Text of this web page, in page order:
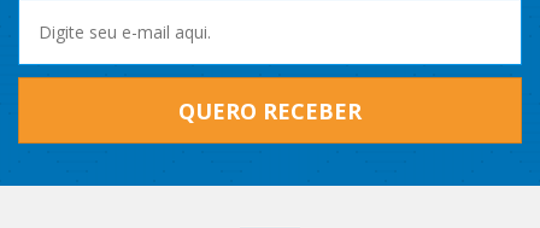
QUERO RECEBER